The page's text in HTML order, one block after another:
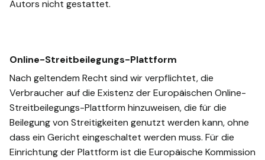
Autors nicht gestattet.
Online-Streitbeilegungs-Plattform
Nach geltendem Recht sind wir verpflichtet, die
Verbraucher auf die Existenz der Europäischen Online-
Streitbeilegungs-Plattform hinzuweisen, die für die
Beilegung von Streitigkeiten genutzt werden kann, ohne
dass ein Gericht eingeschaltet werden muss. Für die
Einrichtung der Plattform ist die Europäische Kommission